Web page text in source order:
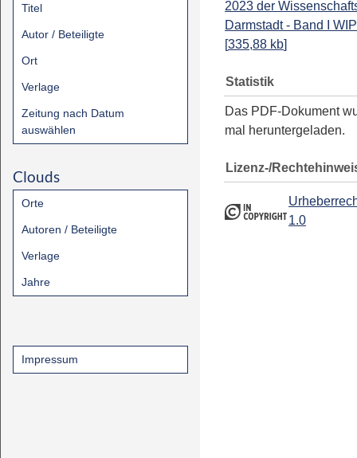
Titel
Autor / Beteiligte
Ort
Verlage
Zeitung nach Datum
auswählen
Clouds
Orte
Autoren / Beteiligte
Verlage
Jahre
Impressum
2023 der
Darmstadt - Band I
[335,88 kb]
Statistik
Das PDF-Dokument
mal heruntergeladen.
Lizenz-/
1.0